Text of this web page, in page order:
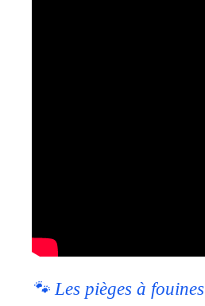
🐾 Les pièges à fouines